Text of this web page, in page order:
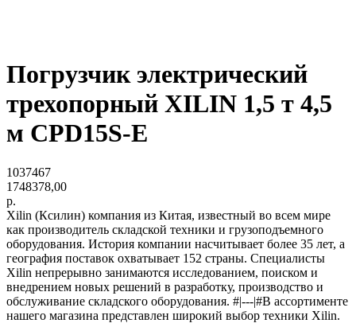
Погрузчик электрический
трехопорный XILIN 1,5 т 4,5
м CPD15S-E
1037467
1748378,00
р.
Xilin (Ксилин) компания из Китая, известный во всем мире
как производитель складской техники и грузоподъемного
оборудования. История компании насчитывает более 35 лет, а
география поставок охватывает 152 страны. Специалисты
Xilin непрерывно занимаются исследованием, поиском и
внедрением новых решений в разработку, производство и
обслуживание складского оборудования. #|---|#В ассортименте
нашего магазина представлен широкий выбор техники Xilin.